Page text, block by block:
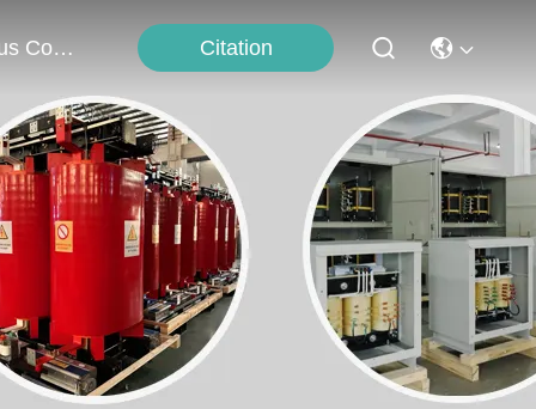
Nous Contacter Citation